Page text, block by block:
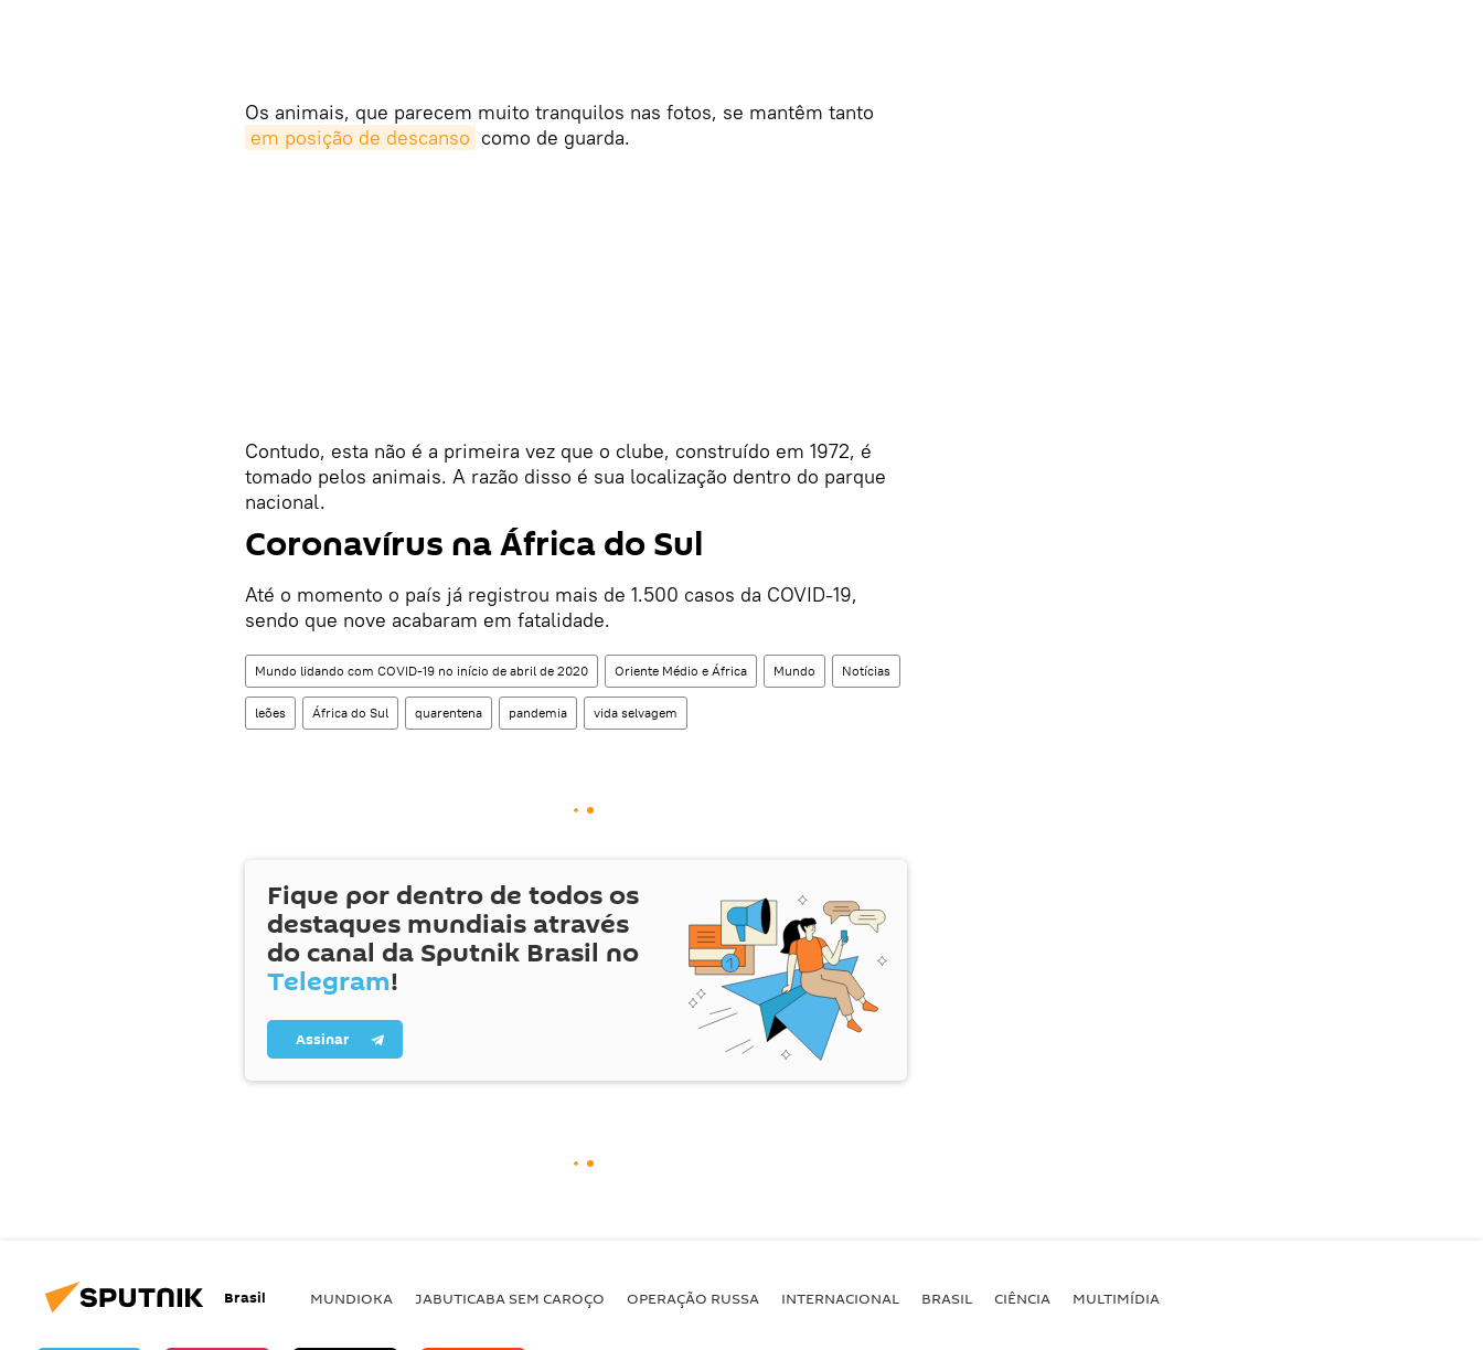
Os animais, que parecem muito tranquilos nas fotos, se mantêm tanto
em posição de descanso como de guarda.
Contudo, esta não é a primeira vez que o clube, construído em 1972, é
tomado pelos animais. A razão disso é sua localização dentro do parque
nacional.
Coronavírus na África do Sul
Até o momento o país já registrou mais de 1.500 casos da COVID-19,
sendo que nove acabaram em fatalidade.
Mundo lidando com COVID-19 no início de abril de 2020 Oriente Médio e África Mundo Notícias
leões África do Sul quarentena pandemia vida selvagem
Fique por dentro de todos os
destaques mundiais através
do canal da Sputnik Brasil no
Telegram!
Assinar
Brasil MUNDIOKA JABUTICABA SEM CAROÇO OPERAÇÃO RUSSA INTERNACIONAL BRASIL CIÊNCIA MULTIMÍDIA